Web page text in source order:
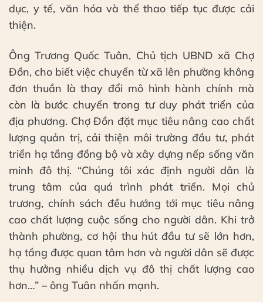
dục, y tế, văn hóa và thể thao tiếp tục được cải
thiện.
Ông Trương Quốc Tuân, Chủ tịch UBND xã Chợ
Đồn, cho biết việc chuyển từ xã lên phường không
đơn thuần là thay đổi mô hình hành chính mà
còn là bước chuyển trong tư duy phát triển của
địa phương. Chợ Đồn đặt mục tiêu nâng cao chất
lượng quản trị, cải thiện môi trường đầu tư, phát
triển hạ tầng đồng bộ và xây dựng nếp sống văn
minh đô thị. “Chúng tôi xác định người dân là
trung tâm của quá trình phát triển. Mọi chủ
trương, chính sách đều hướng tới mục tiêu nâng
cao chất lượng cuộc sống cho người dân. Khi trở
thành phường, cơ hội thu hút đầu tư sẽ lớn hơn,
hạ tầng được quan tâm hơn và người dân sẽ được
thụ hưởng nhiều dịch vụ đô thị chất lượng cao
hơn…” – ông Tuân nhấn mạnh.